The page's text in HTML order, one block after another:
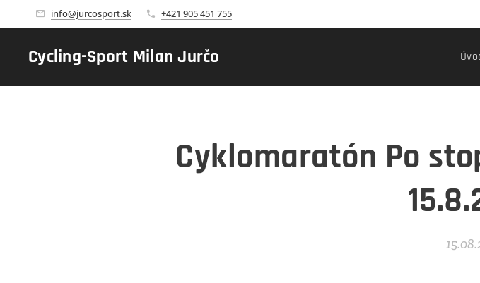
info@jurcosport.sk +421 905 451 755
Cycling-Sport Milan Jurčo
Cyklomaratón Po